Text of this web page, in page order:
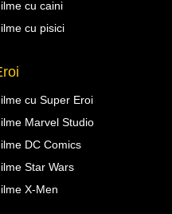
cu caini
cu pisici
cu Super Eroi
Marvel Studio
DC Comics
Star Wars
X-Men